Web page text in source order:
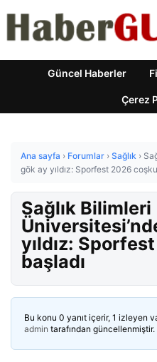
Güncel Haberler
Çerez
Ana sayfa › Forumlar › Sağlık ›
gök ay yıldız: Sporfest 2026
Sağlık Bilimleri
yıldız:
başladı
Bu konu 0 yanıt içerir, 1 izleyen
admin tarafından güncellenmiştir.